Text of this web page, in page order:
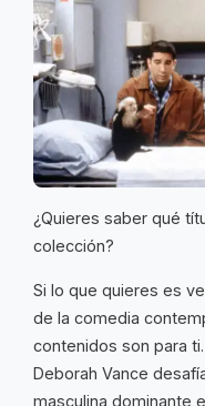
¿Quieres saber qué
colección?
Si lo que quieres es
de la comedia
contenidos son para
Deborah Vance
masculina dominante